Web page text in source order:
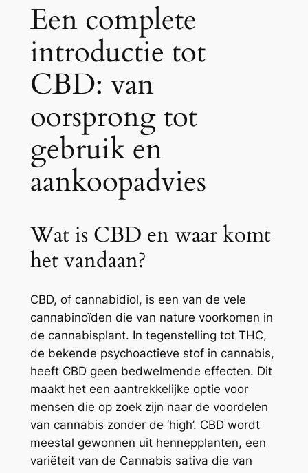
Een complete
introductie tot
CBD: van
oorsprong tot
gebruik en
aankoopadvies
Wat is CBD en waar komt
het vandaan?
CBD, of cannabidiol, is een van de vele
cannabinoïden die van nature voorkomen in
de cannabisplant. In tegenstelling tot THC,
de bekende psychoactieve stof in cannabis,
heeft CBD geen bedwelmende effecten. Dit
maakt het een aantrekkelijke optie voor
mensen die op zoek zijn naar de voordelen
van cannabis zonder de ‘high’. CBD wordt
meestal gewonnen uit hennepplanten, een
variëteit van de Cannabis sativa die van